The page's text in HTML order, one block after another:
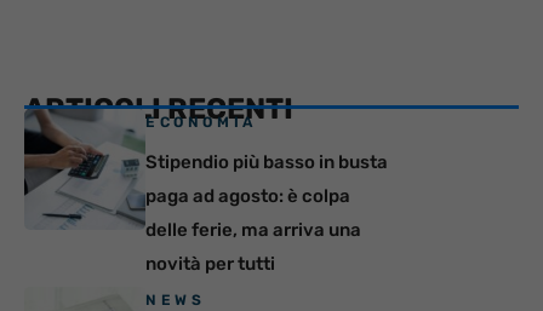
ARTICOLI RECENTI
ECONOMIA
Stipendio più basso in busta
paga ad agosto: è colpa
delle ferie, ma arriva una
novità per tutti
NEWS